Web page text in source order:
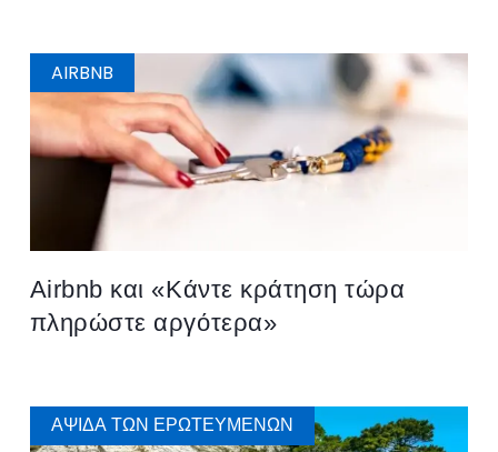
AIRBNB
Airbnb και «Κάντε κράτηση τώρα
πληρώστε αργότερα»
ΑΨΊΔΑ ΤΩΝ ΕΡΩΤΕΥΜΈΝΩΝ